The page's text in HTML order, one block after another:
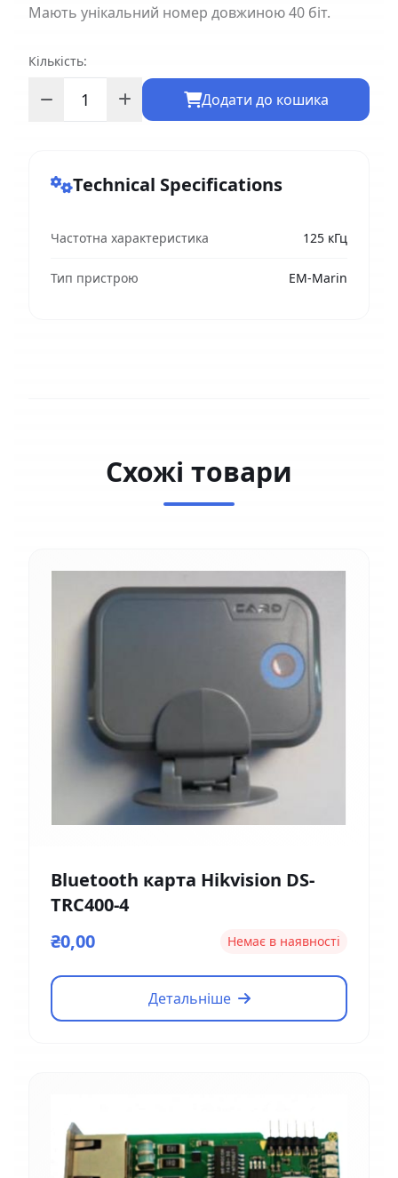
Мають унікальний номер довжиною 40 біт.
Кількість:
Додати до кошика
Technical Specifications
Частотна характеристика 125 кГц
Тип пристрою EM-Marin
Схожі товари
Bluetooth карта Hikvision DS-
TRC400-4
₴0,00
Немає в наявності
Детальніше